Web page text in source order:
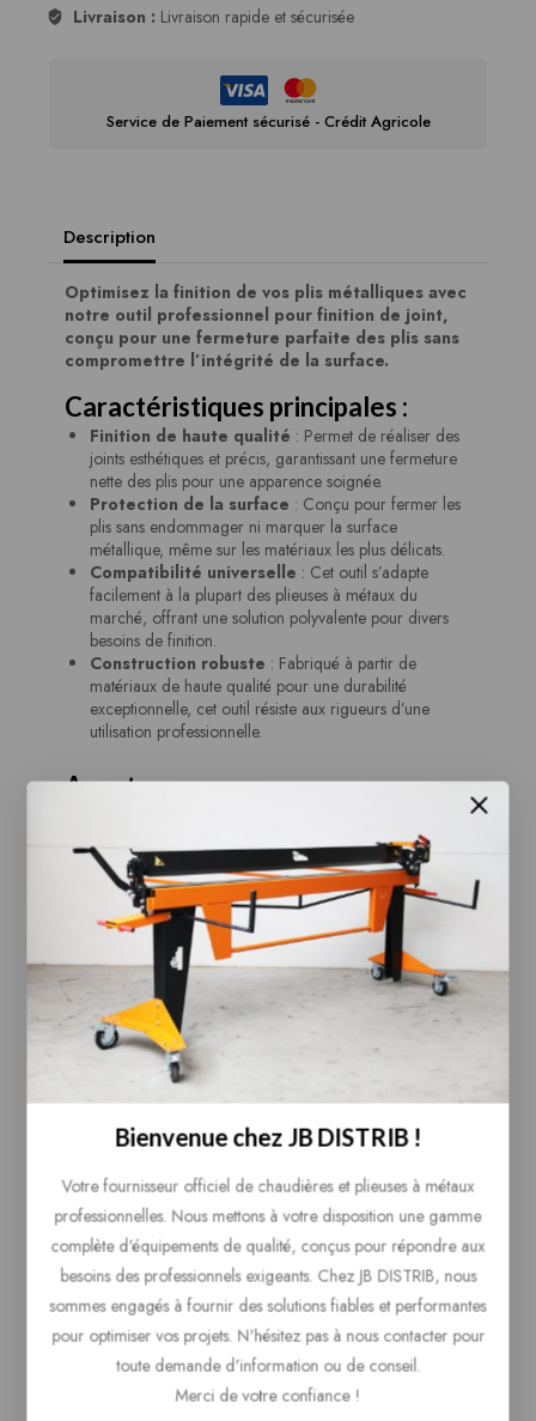
Livraison : Livraison rapide et sécurisée
Service de Paiement sécurisé - Crédit Agricole
Description
Optimisez la finition de vos plis métalliques avec
notre outil professionnel pour finition de joint,
conçu pour une fermeture parfaite des plis sans
compromettre l’intégrité de la surface.
Caractéristiques principales :
Finition de haute qualité : Permet de réaliser des
joints esthétiques et précis, garantissant une fermeture
nette des plis pour une apparence soignée.
Protection de la surface : Conçu pour fermer les
plis sans endommager ni marquer la surface
métallique, même sur les matériaux les plus délicats.
Compatibilité universelle : Cet outil s’adapte
facilement à la plupart des plieuses à métaux du
marché, offrant une solution polyvalente pour divers
besoins de finition.
Construction robuste : Fabriqué à partir de
matériaux de haute qualité pour une durabilité
exceptionnelle, cet outil résiste aux rigueurs d’une
utilisation professionnelle.
Avantages :
parfaitement fermés avec une finition lisse et sans
bavures, rehaussant ainsi la qualité de vos produits finis.
Efficacité accrue: Réduisez le temps passé à
retoucher manuellement les plis grâce à un outil
spécialement conçu pour cette tâche.
Simplicité d’utilisation: Facile à installer et à
manipuler, cet outil permet à vos équipes de travailler
plus rapidement et plus efficacement.
Applications :
Parfait pour les ateliers de tôlerie, les fabricants de
panneaux métalliques, et tous les professionnels du
métal cherchant à améliorer l’esthétique de leurs
produits grâce à une finition de joint impeccable.
Investissez dans cet outil de finition de joint pour offrir à
vos clients des produits métalliques non seulement
fonctionnels mais aussi visuellement irréprochables.
Produits similaires
Bienvenue chez JB DISTRIB !
Votre fournisseur officiel de chaudières et plieuses à métaux
professionnelles. Nous mettons à votre disposition une gamme
complète d'équipements de qualité, conçus pour répondre aux
besoins des professionnels exigeants. Chez JB DISTRIB, nous
sommes engagés à fournir des solutions fiables et performantes
pour optimiser vos projets. N'hésitez pas à nous contacter pour
toute demande d'information ou de conseil.
Merci de votre confiance !